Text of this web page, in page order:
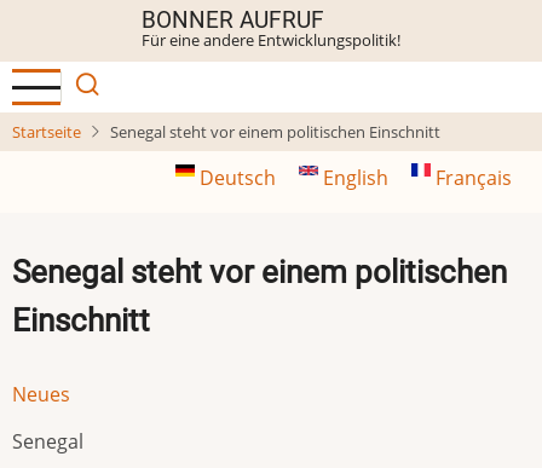
Inhalt
BONNER AUFRUF
Für eine andere Entwicklungspolitik!
Startseite Senegal steht vor einem politischen Einschnitt
Deutsch English Français
Senegal steht vor einem politischen
Einschnitt
Neues
Senegal